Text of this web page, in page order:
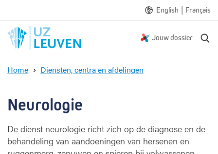
English | Français
Jouw dossier
Home Diensten, centra en afdelingen
l
o
Neurologie
De dienst neurologie richt zich op de diagnose en de
behandeling van aandoeningen van hersenen en